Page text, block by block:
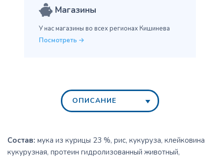
Магазины
У нас магазины во всех регионах Кишинева
Посмотреть
ОПИСАНИЕ
Состав: мука из курицы 23 %, рис, кукуруза, клейковина
кукурузная, протеин гидролизованный животный,